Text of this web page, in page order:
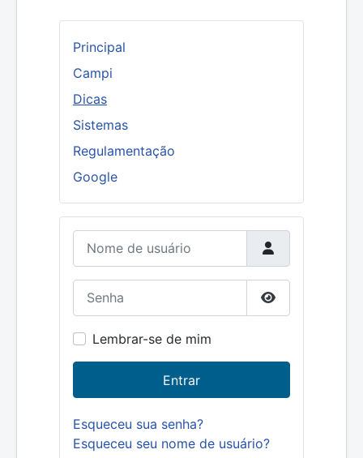
Principal
Campi
Dicas
Sistemas
Regulamentação
Google
Nome de usuário
Mostrar senha
Lembrar-se de mim
Entrar
Esqueceu sua senha?
Esqueceu seu nome de usuário?